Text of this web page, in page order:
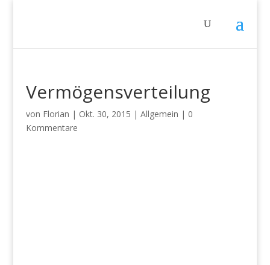
Vermögensverteilung
von Florian | Okt. 30, 2015 | Allgemein | 0
Kommentare